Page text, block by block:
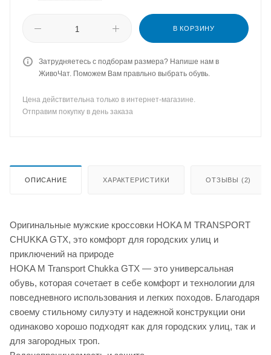
В КОРЗИНУ
Затрудняетесь с подборам размера? Напише нам в
ЖивоЧат. Поможем Вам правльно выбрать обувь.
Цена действительна только в интернет-магазине.
Отправим покупку в день заказа
ОПИСАНИЕ ХАРАКТЕРИСТИКИ ОТЗЫВЫ (2)
Оригинальные мужские кроссовки HOKA M TRANSPORT
CHUKKA GTX, это комфорт для городских улиц и
приключений на природе
HOKA M Transport Chukka GTX — это универсальная
обувь, которая сочетает в себе комфорт и технологии для
повседневного использования и легких походов. Благодаря
своему стильному силуэту и надежной конструкции они
одинаково хорошо подходят как для городских улиц, так и
для загородных троп.